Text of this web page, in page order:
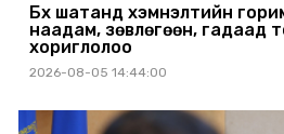
Бүх шатанд хэмнэлтийн
наадам, зөвлөгөөн, гадаад
хориглолоо
2026-08-05 14:44:00